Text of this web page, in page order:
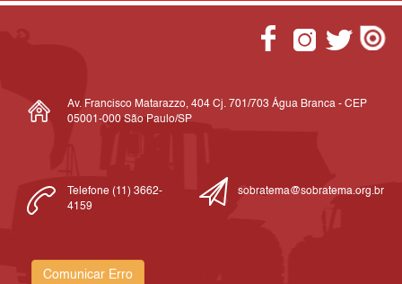
Av. Francisco Matarazzo, 404 Cj. 701/703 Água Branca - CEP
05001-000 São Paulo/SP
Telefone (11) 3662-
4159
sobratema@sobratema.org.br
Comunicar Erro